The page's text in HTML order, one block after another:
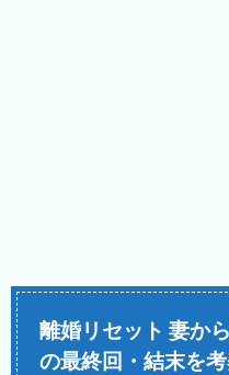
離婚リセット 妻か
の最終回・結末を考